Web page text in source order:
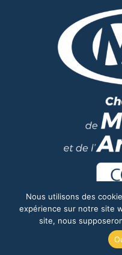
Nous utilisons des
expérience sur notre site
site, nous